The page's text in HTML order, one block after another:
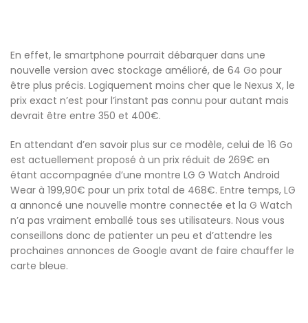
En effet, le smartphone pourrait débarquer dans une
nouvelle version avec stockage amélioré, de 64 Go pour
être plus précis. Logiquement moins cher que le Nexus X, le
prix exact n’est pour l’instant pas connu pour autant mais
devrait être entre 350 et 400€.
En attendant d’en savoir plus sur ce modèle, celui de 16 Go
est actuellement proposé à un prix réduit de 269€ en
étant accompagnée d’une montre LG G Watch Android
Wear à 199,90€ pour un prix total de 468€. Entre temps, LG
a annoncé une nouvelle montre connectée et la G Watch
n’a pas vraiment emballé tous ses utilisateurs. Nous vous
conseillons donc de patienter un peu et d’attendre les
prochaines annonces de Google avant de faire chauffer le
carte bleue.